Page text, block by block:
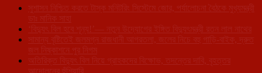
সুশাসন নিশ্চিত করতে টাস্ক মনিটরিং সিস্টেমে জোর, পর্যালোচনা বৈঠকে মুখ্যমন্ত্রী
ডাঃ মানিক সাহা
‘বিদ্যুৎ বিল হবে শূন্য!’— নতুন উদ্যোগের ইঙ্গিত বিদ্যুৎমন্ত্রী রতন লাল নাথের
সামান্য বৃষ্টিতেই জলমগ্ন রাজধানী আগরতলা, জলের নিচে বহু গাড়ি-বাইক, দ্রুত
জল নিষ্কাশনে পুর নিগম
অতিরিক্ত বিদ্যুৎ বিল নিয়ে গ্রাহকদের বিক্ষোভ, তদন্তের দাবি, বৃহত্তর
আন্দোলনের হুঁশিয়ারি